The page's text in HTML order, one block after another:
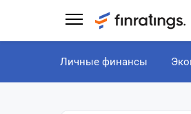
Личные финансы